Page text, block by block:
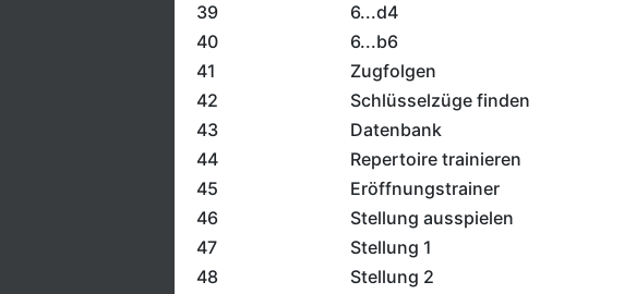
39
6...d4
40
6...b6
41
Zugfolgen
42
Schlüsselzüge finden
43
Datenbank
44
Repertoire trainieren
45
Eröffnungstrainer
46
Stellung ausspielen
47
Stellung 1
48
Stellung 2